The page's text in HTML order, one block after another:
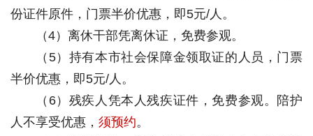
份证件原件，门票半价优惠，即5元/人。
（4）离休干部凭离休证，免费参观。
（5）持有本市社会保障金领取证的人员，门票
半价优惠，即5元/人。
（6）残疾人凭本人残疾证件，免费参观。陪护
人不享受优惠， 须预约。